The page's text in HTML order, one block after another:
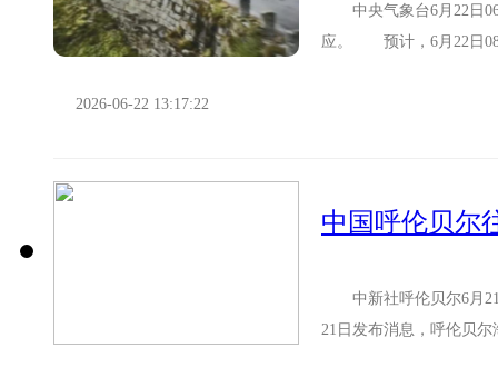
中央气象台6月22日06
应。 预计，6月22日08
2026-06-22 13:17:22
中国呼伦贝尔
中新社呼伦贝尔6月21
21日发布消息，呼伦贝